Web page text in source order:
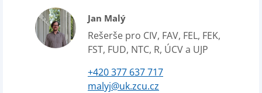
Jan Malý
Rešerše pro CIV, FAV, FEL, FEK,
FST, FUD, NTC, R, ÚCV a UJP
+420 377 637 717
malyj@uk.zcu.cz